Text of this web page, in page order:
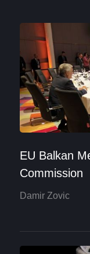
EU Balkan
Commission
Damir Zovic